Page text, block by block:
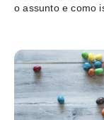
o assunto e como